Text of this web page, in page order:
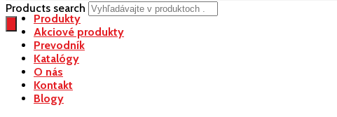
Products search
Produkty
Akciové produkty
Prevodník
Katalógy
O nás
Kontakt
Blogy